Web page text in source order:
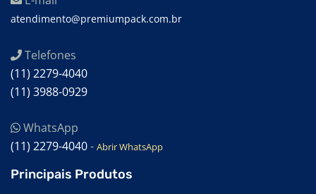
atendimento@premiumpack.com.br
Telefones
(11) 2279-4040
(11) 3988-0929
WhatsApp
(11) 2279-4040- Abrir WhatsApp
Principais Produtos